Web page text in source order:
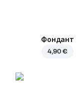
Фондант
4,90 €